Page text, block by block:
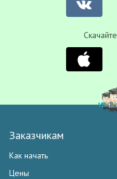
Заказчикам
Как начать
Цены